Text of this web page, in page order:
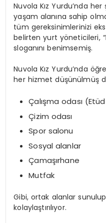
Nuvola Kız Yurdu’nda
yaşam alanına sahip
tüm gereksinimlerinizi
belirten yurt yöneticileri,
sloganını benimsemiş.
Nuvola Kız Yurdu’nda
her hizmet düşünülmüş
Çalışma odası
Çizim odası
Spor salonu
Sosyal alanlar
Çamaşırhane
Mutfak
Gibi, ortak alanlar
kolaylaştırılıyor.